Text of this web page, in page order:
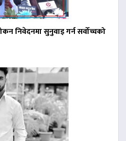
निवेदनमा सुनुवाइ गर्न सर्वोच्चको